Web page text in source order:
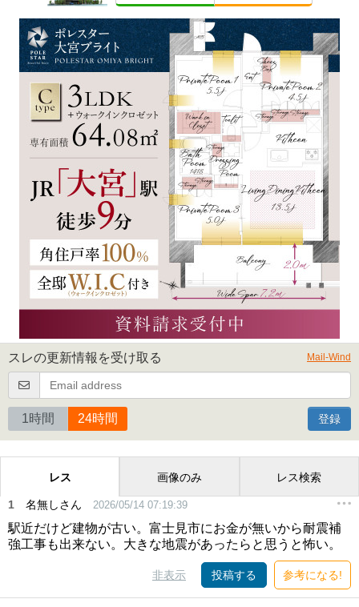
スレの更新情報を受け取る Mail-Wind
1時間 24時間 登録
レス 画像のみ レス検索
1 名無しさん 2026/05/14 07:19:39
駅近だけど建物が古い。富士見市にお金が無いから耐震補
強工事も出来ない。大きな地震があったらと思うと怖い。
非表示 投稿する 参考になる!